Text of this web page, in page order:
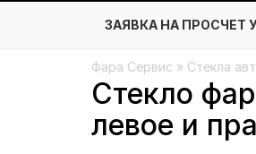
Фара Сервис » Стекла
Стекло
левое и
ЗАЯВКА НА ПРОСЧЕТ